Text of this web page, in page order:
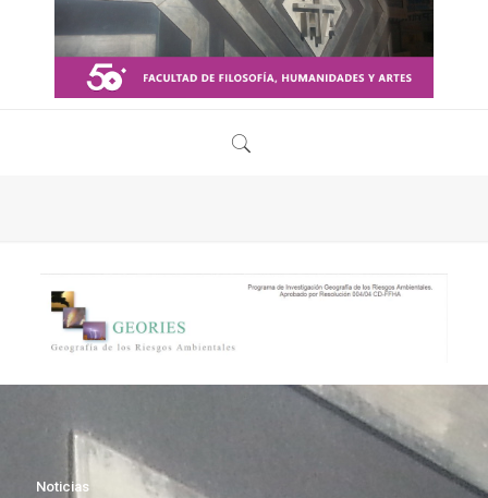
Noticias